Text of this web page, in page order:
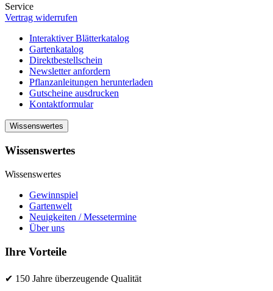
Service
Vertrag widerrufen
Interaktiver Blätterkatalog
Gartenkatalog
Direktbestellschein
Newsletter anfordern
Pflanzanleitungen herunterladen
Gutscheine ausdrucken
Kontaktformular
Wissenswertes
Wissenswertes
Wissenswertes
Gewinnspiel
Gartenwelt
Neuigkeiten / Messetermine
Über uns
Ihre Vorteile
✔ 150 Jahre überzeugende Qualität